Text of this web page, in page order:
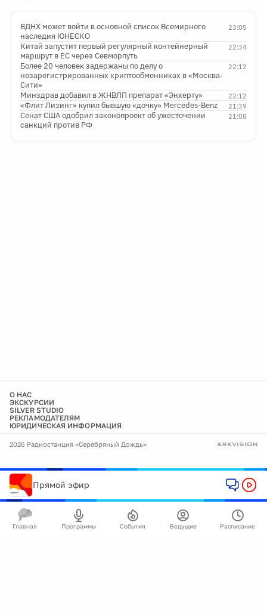
23:05
ВДНХ может войти в основной список Всемирного
наследия ЮНЕСКО
22:34
Китай запустит первый регулярный контейнерный
маршрут в ЕС через Севморпуть
22:12
Более 20 человек задержаны по делу о
незарегистрированных криптообменниках в «Москва-
Сити»
22:12
Минздрав добавил в ЖНВЛП препарат «Энхерту»
21:39
«Флит Лизинг» купил бывшую «дочку» Mercedes-Benz
21:08
Сенат США одобрил законопроект об ужесточении
санкций против РФ
О НАС
ЭКСКУРСИИ
SILVER STUDIO
РЕКЛАМОДАТЕЛЯМ
ЮРИДИЧЕСКАЯ ИНФОРМАЦИЯ
2026 Радиостанция «Серебряный Дождь»
Прямой эфир
Главная Программы События Ведущие Расписание